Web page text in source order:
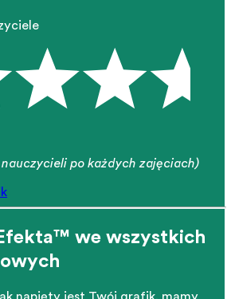
po każdych zajęciach)
we wszystkich